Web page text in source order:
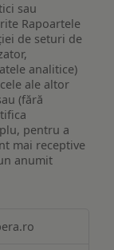
sau
Rapoartele
de seturi de
analitice)
ale altor
(fără
pentru a
mai receptive
anumit